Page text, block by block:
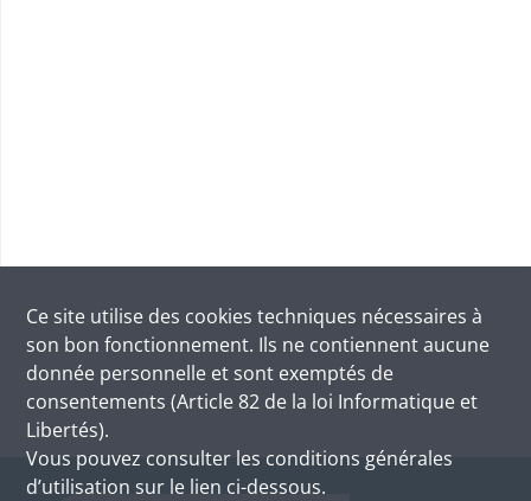
Ce site utilise des cookies techniques nécessaires à
son bon fonctionnement. Ils ne contiennent aucune
donnée personnelle et sont exemptés de
consentements (Article 82 de la loi Informatique et
Libertés).
Vous pouvez consulter les conditions générales
d’utilisation sur le lien ci-dessous.